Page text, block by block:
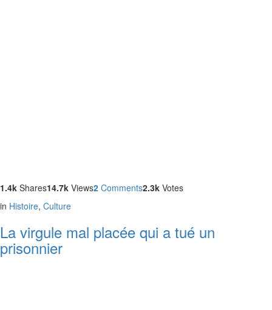
1.4k Shares14.7k Views2 Comments2.3k Votes
in Histoire, Culture
La virgule mal placée qui a tué un
prisonnier